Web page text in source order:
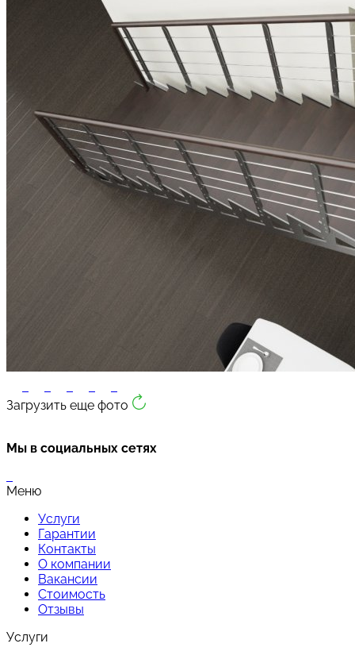
Загрузить еще фото
Мы в социальных сетях
Меню
Услуги
Гарантии
Контакты
О компании
Вакансии
Стоимость
Отзывы
Услуги